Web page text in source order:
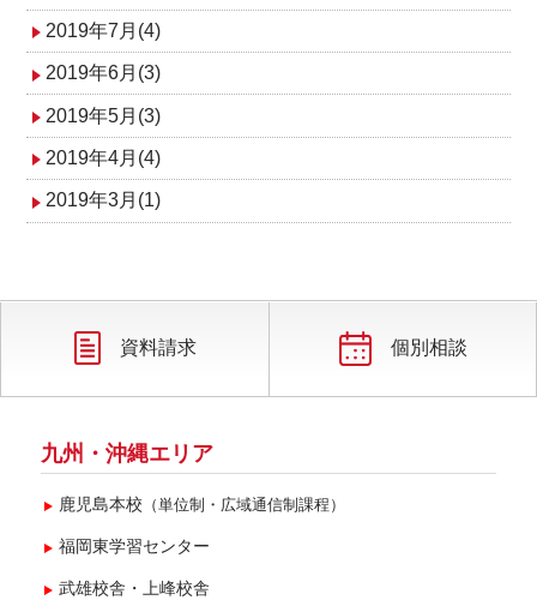
2019年7月(4)
2019年6月(3)
2019年5月(3)
2019年4月(4)
2019年3月(1)
資料請求 個別相談
九州・沖縄エリア
鹿児島本校 （単位制・広域通信制課程）
福岡東学習センター
武雄校舎・上峰校舎